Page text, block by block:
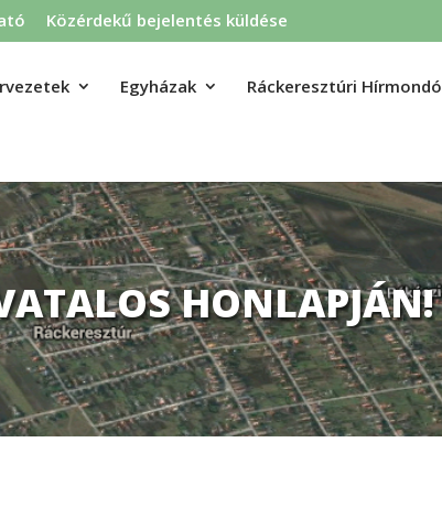
Közérdekű bejelentés küldése
Egyházak Ráckeresztúri Hírmondó
HONLAPJÁN!